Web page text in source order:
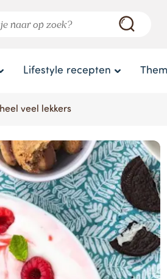
Lifestyle recepten
veel lekkers